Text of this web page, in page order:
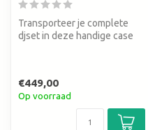
Transporteer je complete
djset in deze handige case
€449,00
Op voorraad